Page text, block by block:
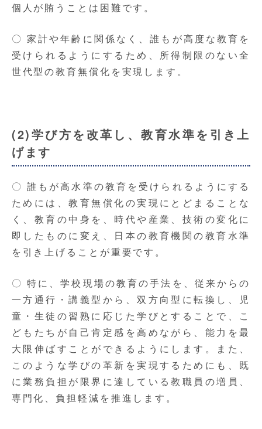
個人が賄うことは困難です。
〇 家計や年齢に関係なく、誰もが高度な教育を
受けられるようにするため、所得制限のない全
世代型の教育無償化を実現します。
(2)学び方を改革し、教育水準を引き上
げます
〇 誰もが高水準の教育を受けられるようにする
ためには、教育無償化の実現にとどまることな
く、教育の中身を、時代や産業、技術の変化に
即したものに変え、日本の教育機関の教育水準
を引き上げることが重要です。
〇 特に、学校現場の教育の手法を、従来からの
一方通行・講義型から、双方向型に転換し、児
童・生徒の習熟に応じた学びとすることで、こ
どもたちが自己肯定感を高めながら、能力を最
大限伸ばすことができるようにします。また、
このような学びの革新を実現するためにも、既
に業務負担が限界に達している教職員の増員、
専門化、負担軽減を推進します。